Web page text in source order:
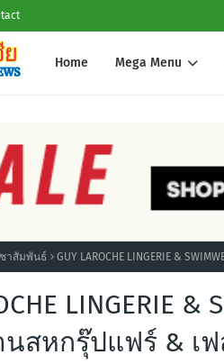
Home Mega Menu
าสัมพันธ์ GUY LAROCHE LINGERIE &
LINGERIE
นสหกรุ๊ปแฟร์ & เ